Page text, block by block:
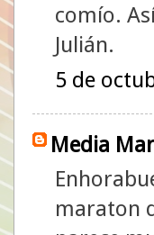
comío.
Julián.
5 de
Media
maraton